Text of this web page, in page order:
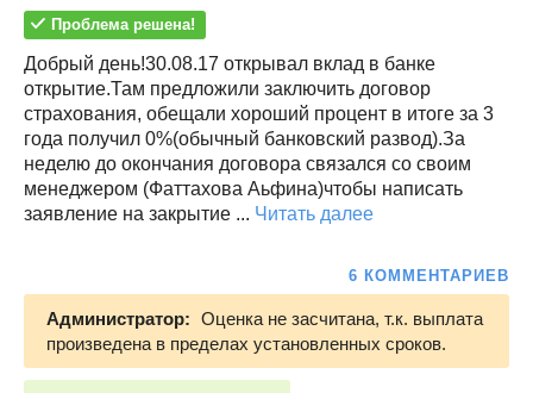
Проблема решена!
Добрый день!30.08.17 открывал вклад в банке
открытие.Там предложили заключить договор
страхования, обещали хороший процент в итоге за 3
года получил 0%(обычный банковский развод).За
неделю до окончания договора связался со своим
менеджером (Фаттахова Аьфина)чтобы написать
заявление на закрытие ... Читать далее
6 КОММЕНТАРИЕВ
Администратор: Оценка не засчитана, т.к. выплата
произведена в пределах установленных сроков.